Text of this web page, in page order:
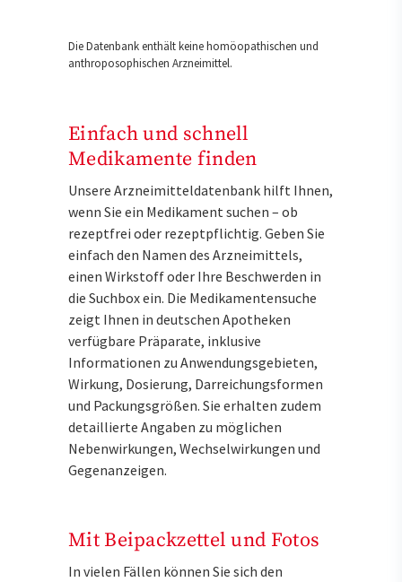
Die Datenbank enthält keine homöopathischen und
anthroposophischen Arzneimittel.
Einfach und schnell
Medikamente finden
Unsere Arzneimitteldatenbank hilft Ihnen,
wenn Sie ein Medikament suchen – ob
rezeptfrei oder rezeptpflichtig. Geben Sie
einfach den Namen des Arzneimittels,
einen Wirkstoff oder Ihre Beschwerden in
die Suchbox ein. Die Medikamentensuche
zeigt Ihnen in deutschen Apotheken
verfügbare Präparate, inklusive
Informationen zu Anwendungsgebieten,
Wirkung, Dosierung, Darreichungsformen
und Packungsgrößen. Sie erhalten zudem
detaillierte Angaben zu möglichen
Nebenwirkungen, Wechselwirkungen und
Gegenanzeigen.
Mit Beipackzettel und Fotos
In vielen Fällen können Sie sich den